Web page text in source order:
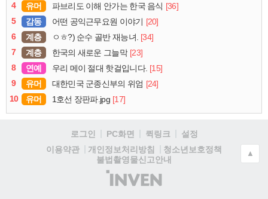
4
유머 파브리도 이해 안가는 한국 음식 [36]
5
감동 어떤 공익근무요원 이야기 [20]
6
계층 ㅇㅎ?) 순수 골반 재능녀. [34]
7
계층 한국의 새로운 그늘막 [23]
8
연예 우리 메이 절대 핫걸입니다. [15]
9
유머 대한민국 군종신부의 위엄 [24]
10
유머 1호선 장판파.jpg [17]
로그인 PC화면 퀵링크
설정
이용약관
개인정보처리방침
청소년보호정책
불법촬영물신고안내
(주)
인
▲